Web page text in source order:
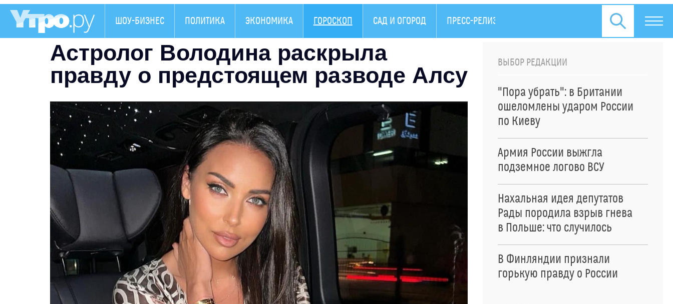
ШОУ-БИЗНЕС ПОЛИТИКА ЭКОНОМИКА ГОРОСКОП САД И ОГОРОД ПРЕСС-РЕЛИЗЫ
Астролог Володина раскрыла
правду о предстоящем разводе Алсу
ВЫБОР РЕДАКЦИИ
"Пора убрать": в Британии
ошеломлены ударом России
по Киеву
Армия России выжгла
подземное логово ВСУ
Нахальная идея депутатов
Рады породила взрыв гнева
в Польше: что случилось
В Финляндии признали
горькую правду о России